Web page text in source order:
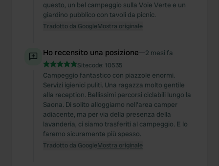
questo, un bel campeggio sulla Voie Verte e un
giardino pubblico con tavoli da picnic.
Tradotto da GoogleMostra originale
Ho recensito una posizione—2 mesi fa
Sitecode: 10535
Campeggio fantastico con piazzole enormi.
Servizi igienici puliti. Una ragazza molto gentile
alla reception. Bellissimi percorsi ciclabili lungo la
Saona. Di solito alloggiamo nell'area camper
adiacente, ma per via della presenza della
lavanderia, ci siamo trasferiti al campeggio. E lo
faremo sicuramente più spesso.
Tradotto da GoogleMostra originale